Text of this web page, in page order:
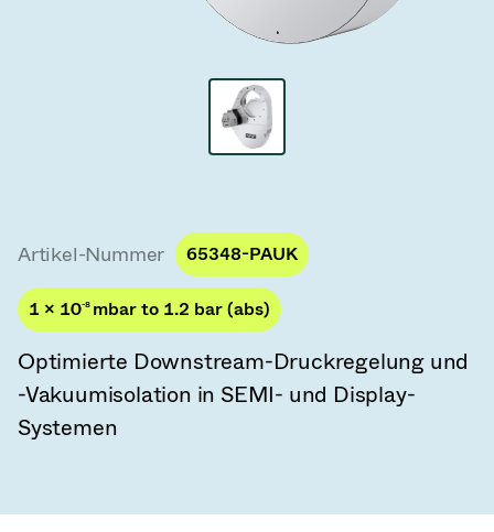
Vakuum-Transferventile
Vakuum-Mehrventilbaugruppen
ITER Vakuumventilkatalog
Vakuumventil-Technologie
Artikel-Nummer 65348-PAUK
1 × 10-8 mbar to 1.2 bar (abs)
Optimierte Downstream-Druckregelung und
-Vakuumisolation in SEMI- und Display-
Systemen